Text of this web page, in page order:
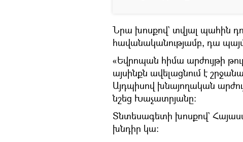
Նրա խոսքով` տվյալ պահին
հավանականությամբ, դա
«Եվրոպան հիմա արժույթի
այսինքն ավելացնում է
Այդպիսով խնայողական
նշեց Խաչատրյանը։
Տնտեսագետի խոսքով`
խնդիր կա։